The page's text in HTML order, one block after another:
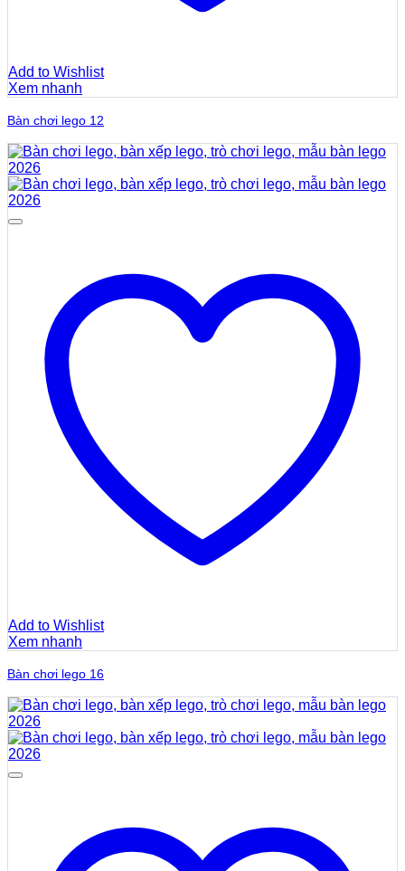
Add to Wishlist
Xem nhanh
Bàn chơi lego 12
Add to Wishlist
Xem nhanh
Bàn chơi lego 16